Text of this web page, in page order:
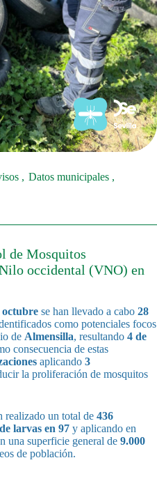
Datos municipales
de Mosquitos
occidental (VNO) en
octubre se han llevado a cabo 28
como potenciales focos
de Almensilla, resultando 4 de
consecuencia de estas
aplicando 3
la proliferación de mosquitos
realizado un total de 436
larvas en 97 y aplicando en
una superficie general de 9.000
de población.